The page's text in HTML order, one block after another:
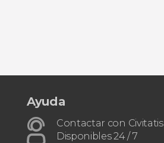
Ayuda
Contactar con Civitatis
Disponibles 24 / 7